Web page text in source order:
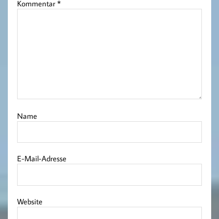
Kommentar*
Name
E-Mail-Adresse
Website